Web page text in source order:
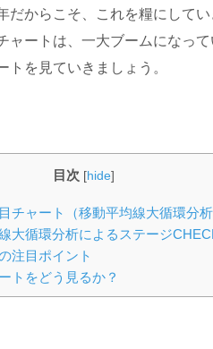
だからこそ、これを糧にしてい
ャートは、一大ブームになっ
トを見ていきましょう。
目次 [hide]
チャート（移動平均線大循環分析
大循環分析によるステージ
注目ポイント
トをどう見るか？